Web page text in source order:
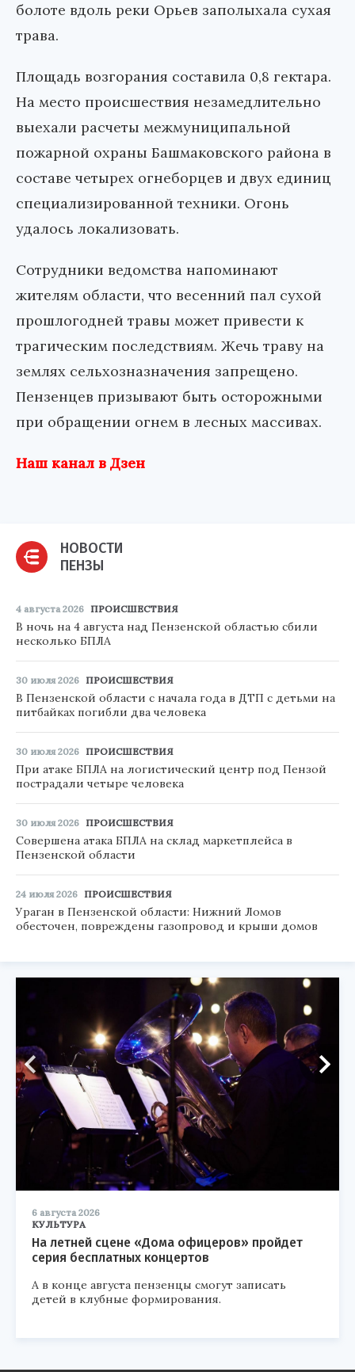
болоте вдоль реки Орьев заполыхала сухая
трава.
Площадь возгорания составила 0,8 гектара.
На место происшествия незамедлительно
выехали расчеты межмуниципальной
пожарной охраны Башмаковского района в
составе четырех огнеборцев и двух единиц
специализированной техники. Огонь
удалось локализовать.
Сотрудники ведомства напоминают
жителям области, что весенний пал сухой
прошлогодней травы может привести к
трагическим последствиям. Жечь траву на
землях сельхозназначения запрещено.
Пензенцев призывают быть осторожными
при обращении огнем в лесных массивах.
Наш канал в Дзен
НОВОСТИ
ПЕНЗЫ
4 августа 2026 ПРОИСШЕСТВИЯ
В ночь на 4 августа над Пензенской областью сбили
несколько БПЛА
30 июля 2026 ПРОИСШЕСТВИЯ
В Пензенской области с начала года в ДТП с детьми на
питбайках погибли два человека
30 июля 2026 ПРОИСШЕСТВИЯ
При атаке БПЛА на логистический центр под Пензой
пострадали четыре человека
30 июля 2026 ПРОИСШЕСТВИЯ
Совершена атака БПЛА на склад маркетплейса в
Пензенской области
24 июля 2026 ПРОИСШЕСТВИЯ
Ураган в Пензенской области: Нижний Ломов
обесточен, повреждены газопровод и крыши домов
6 августа 2026
КУЛЬТУРА
На летней сцене «Дома офицеров» пройдет
серия бесплатных концертов
А в конце августа пензенцы смогут записать
детей в клубные формирования.